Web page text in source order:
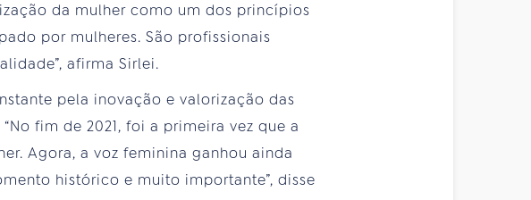
da mulher como um dos princípios
por mulheres. São profissionais
afirma Sirlei.
pela inovação e valorização das
fim de 2021, foi a primeira vez que a
Agora, a voz feminina ganhou ainda
histórico e muito importante”, disse